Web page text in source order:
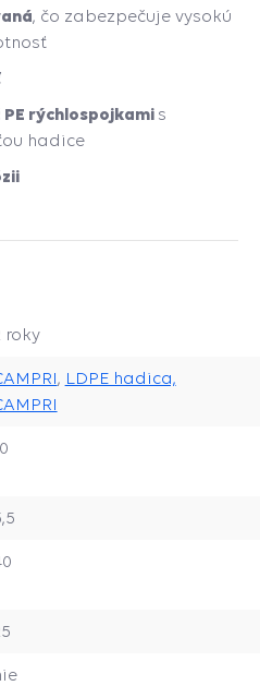
, čo zabezpečuje vysokú
rýchlospojkami s
hadice
roky
, LDPE hadica,